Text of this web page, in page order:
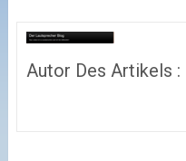
Autor Des Artikels :